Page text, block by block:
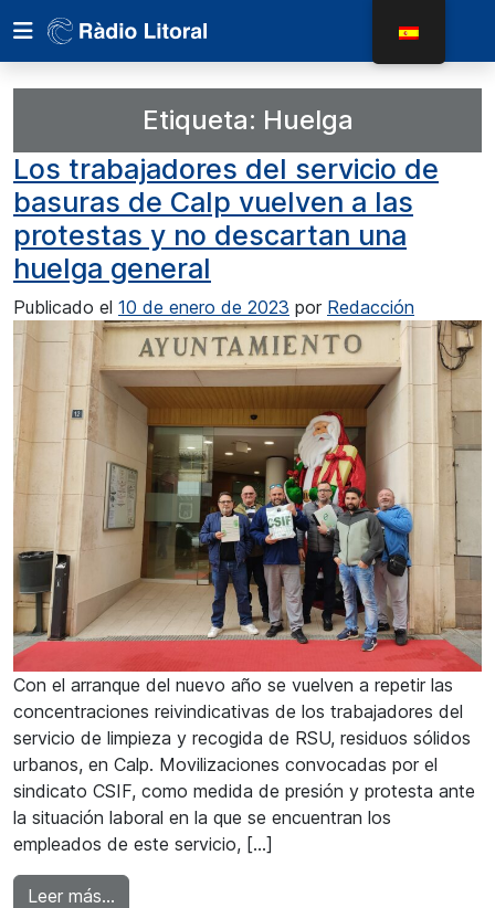
Etiqueta: Huelga
Los trabajadores del servicio de
basuras de Calp vuelven a las
protestas y no descartan una
huelga general
Publicado el 10 de enero de 2023 por Redacción
Con el arranque del nuevo año se vuelven a repetir las
concentraciones reivindicativas de los trabajadores del
servicio de limpieza y recogida de RSU, residuos sólidos
urbanos, en Calp. Movilizaciones convocadas por el
sindicato CSIF, como medida de presión y protesta ante
la situación laboral en la que se encuentran los
empleados de este servicio, […]
Leer más…